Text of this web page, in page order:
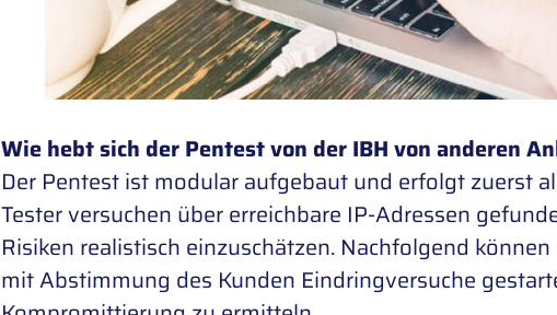
Wie hebt sich der Pentest von der IBH von anderen
Der Pentest ist modular aufgebaut und erfolgt zuerst
Tester versuchen über erreichbare IP-Adressen
Risiken realistisch einzuschätzen. Nachfolgend
mit Abstimmung des Kunden Eindringversuche